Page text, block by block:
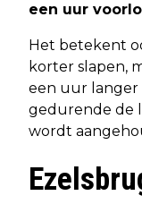
een uur
Het betekent
korter slapen,
een uur langer
gedurende de
wordt